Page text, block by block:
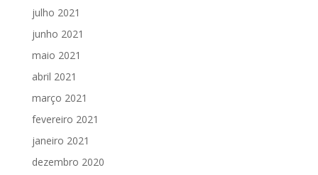
julho 2021
junho 2021
maio 2021
abril 2021
março 2021
fevereiro 2021
janeiro 2021
dezembro 2020